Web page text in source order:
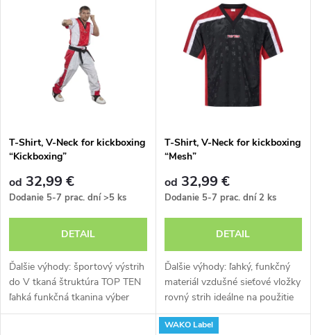
e
p
r
o
d
Abecedne
s
p
r
d
u
T-Shirt, V-Neck for kickboxing
“Kickboxing”
od 32,99 €
Dodanie 5-7 prac. dní>5 ks
DETAIL
Ďalšie výhody: športový výstrih
do V tkaná štruktúra TOP TEN
ľahká funkčná tkanina výber
farieb efektívne riadenie klímy
T-Shirt, V-Neck for kickboxing
“Mesh”
od 32,99 €
Dodanie 5-7 prac. dní2 ks
DETAIL
Ďalšie výhody: ľahký, funkčný
materiál vzdušné sieťové vložky
rovný strih ideálne na použitie
ako tímové šaty schválená
organizáciou WAKO
WAKO Label